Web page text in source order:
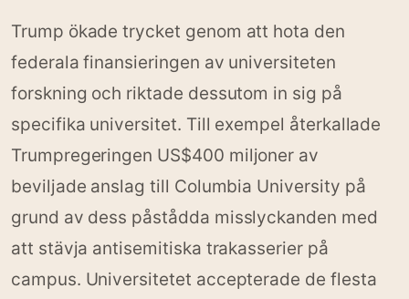
Trump ökade trycket genom att hota den
federala finansieringen av universiteten
forskning och riktade dessutom in sig på
specifika universitet. Till exempel återkallade
Trumpregeringen US$400 miljoner av
beviljade anslag till Columbia University på
grund av dess påstådda misslyckanden med
att stävja antisemitiska trakasserier på
campus. Universitetet accepterade de flesta